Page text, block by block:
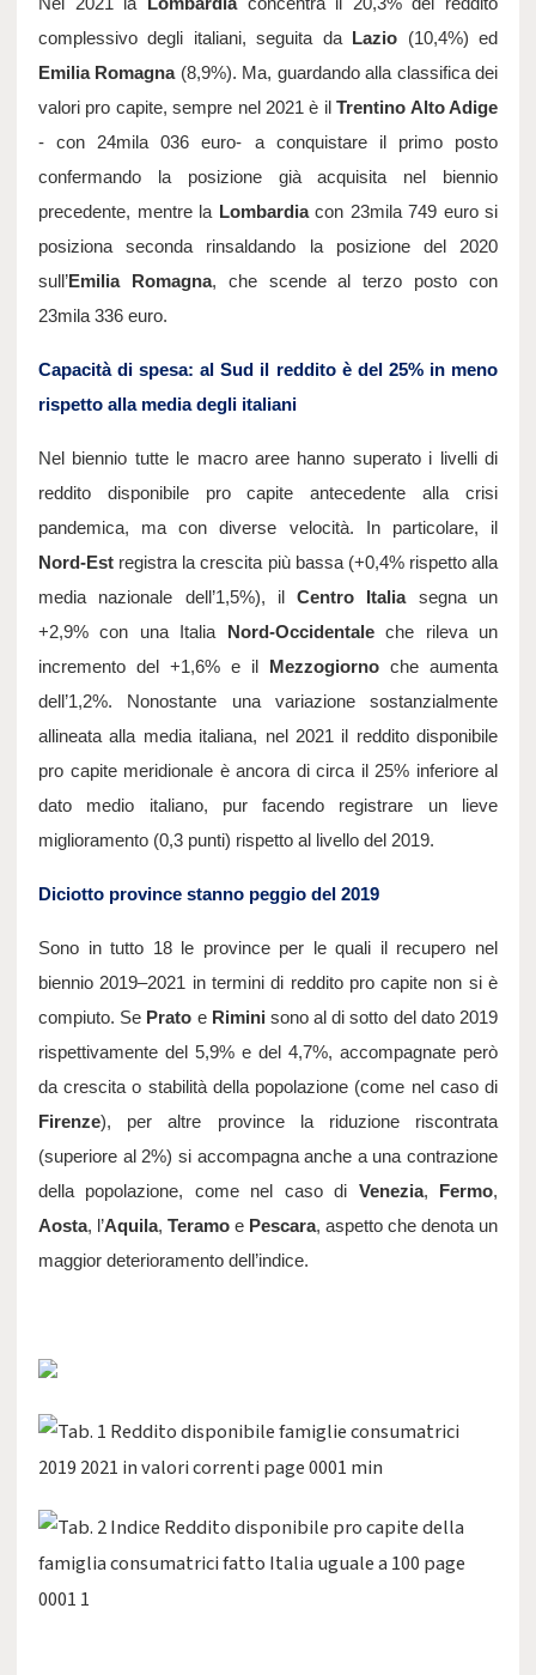
complessivo degli italiani, seguita da
Lazio
Emilia Romagna (8,9%). Ma, guardando alla classifica dei
valori pro capite, sempre nel 2021 è il
- con 24mila 036 euro- a conquistare il primo posto
confermando la posizione già acquisita nel biennio
precedente, mentre la Lombardia con 23mila 749 euro si
posiziona seconda rinsaldando la posizione del 2020
sull’Emilia Romagna, che scende al terzo posto con
23mila 336 euro.
Capacità di spesa: al Sud il reddito è del 25% in meno
rispetto alla media degli italiani
Nel biennio tutte le macro aree hanno superato i livelli di
reddito disponibile pro capite antecedente alla crisi
Nord-Est registra la crescita più bassa (+0,4% rispetto alla
media nazionale dell’1,5%), il Centro Italia segna un
+2,9% con una Italia
Nord-Occidentale che rileva un
incremento del +1,6% e il
Mezzogiorno che aumenta
dell’1,2%. Nonostante una variazione sostanzialmente
allineata alla media italiana, nel 2021 il reddito disponibile
pro capite meridionale è ancora di circa il 25% inferiore al
dato medio italiano, pur facendo registrare un lieve
miglioramento (0,3 punti) rispetto al livello del 2019.
Diciotto province stanno peggio del 2019
Sono in tutto 18 le province per le quali il recupero nel
biennio 2019–2021 in termini di reddito pro capite non si è
compiuto. Se Prato e Rimini sono al di sotto del dato 2019
rispettivamente del 5,9% e del 4,7%, accompagnate però
Firenze), per altre province la riduzione riscontrata
(superiore al 2%) si accompagna anche a una contrazione
della popolazione, come nel caso di Venezia, Fermo
Aosta, l’Aquila, Teramo e Pescara, aspetto che denota un
maggior deterioramento dell’indice.